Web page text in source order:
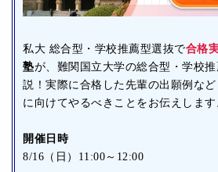
私大 総合型・学校推薦型選抜で合格
塾が、難関国立大学の総合型・学校
説！実際に合格した先輩の出願例な
に向けてやるべきことをお伝えします
開催日時
8/16（日）11:00～12:00